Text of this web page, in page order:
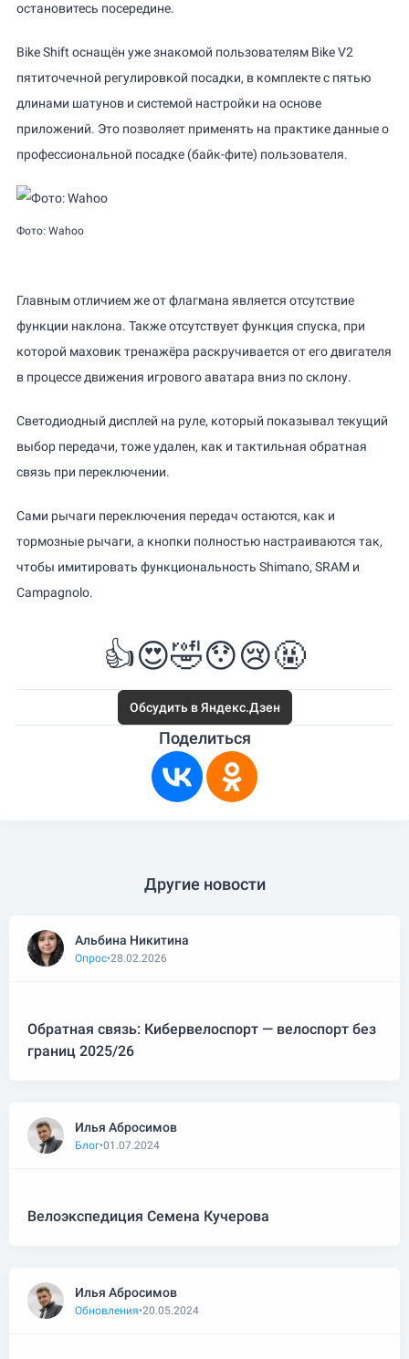
остановитесь посередине.
Bike Shift оснащён уже знакомой пользователям Bike V2
пятиточечной регулировкой посадки, в комплекте с пятью
длинами шатунов и системой настройки на основе
приложений. Это позволяет применять на практике данные о
профессиональной посадке (байк-фите) пользователя.
Фото: Wahoo
Главным отличием же от флагмана является отсутствие
функции наклона. Также отсутствует функция спуска, при
которой маховик тренажёра раскручивается от его двигателя
в процессе движения игрового аватара вниз по склону.
Светодиодный дисплей на руле, который показывал текущий
выбор передачи, тоже удален, как и тактильная обратная
связь при переключении.
Сами рычаги переключения передач остаются, как и
тормозные рычаги, а кнопки полностью настраиваются так,
чтобы имитировать функциональность Shimano, SRAM и
Campagnolo.
👍😍🤣😯😢🤬
Обсудить в Яндекс.Дзен
Поделиться
Другие новости
Альбина Никитина
Опрос•28.02.2026
Обратная связь: Кибервелоспорт — велоспорт без
границ 2025/26
Илья Абросимов
Блог•01.07.2024
Велоэкспедиция Семена Кучерова
Илья Абросимов
Обновления•20.05.2024